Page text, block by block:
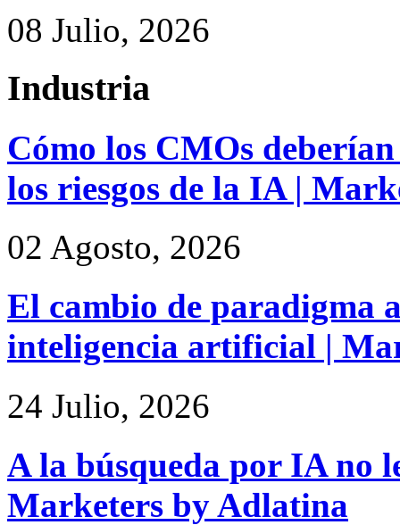
08 Julio, 2026
Industria
Cómo los CMOs
los riesgos de la IA |
02 Agosto, 2026
El cambio de paradigma
inteligencia artificial |
24 Julio, 2026
A la búsqueda por IA no
Marketers by Adlatina